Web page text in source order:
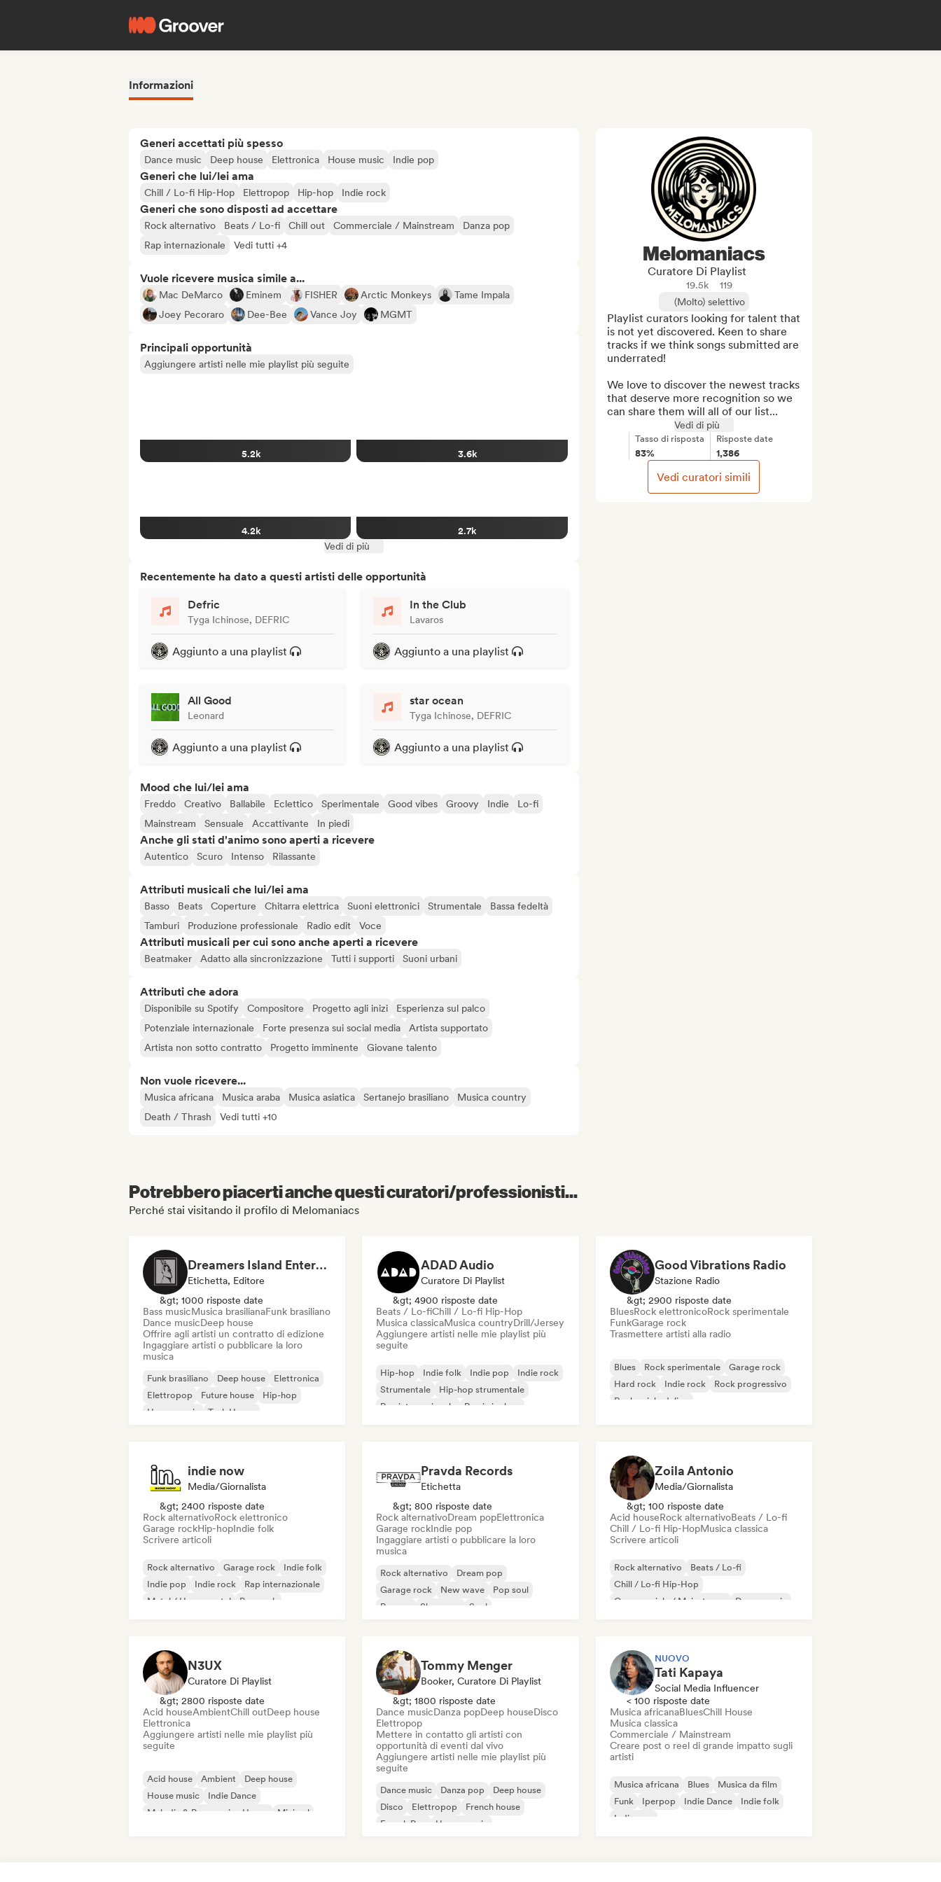
Informazioni
Generi accettati più spesso
Dance music Deep house Elettronica House music Indie pop
Generi che lui/lei ama
Chill / Lo-fi Hip-Hop Elettropop Hip-hop Indie rock
Generi che sono disposti ad accettare
Rock alternativo Beats / Lo-fi Chill out Commerciale / Mainstream
Danza pop
Rap internazionale
Vedi tutti +4
Vuole ricevere musica simile a...
Mac DeMarco Eminem FISHER Arctic Monkeys
Tame Impala
Joey Pecoraro
Dee-Bee Vance Joy MGMT
Principali opportunità
Aggiungere artisti nelle mie playlist più seguite
5.2k 3.6k
4.2k
2.7k
Vedi di più
Recentemente ha dato a questi artisti delle opportunità
Defric
Tyga Ichinose, DEFRIC
Aggiunto a una playlist
In the Club
Lavaros
Aggiunto a una playlist
All Good
Leonard
Aggiunto a una playlist
star ocean
Tyga Ichinose, DEFRIC
Aggiunto a una playlist
Mood che lui/lei ama
Freddo Creativo Ballabile Eclettico Sperimentale Good vibes Groovy Indie
Lo-fi
Mainstream
Sensuale Accattivante In piedi
Anche gli stati d'animo sono aperti a ricevere
Autentico Scuro Intenso Rilassante
Attributi musicali che lui/lei ama
Basso Beats Coperture Chitarra elettrica Suoni elettronici Strumentale
Bassa fedeltà
Tamburi
Produzione professionale Radio edit Voce
Attributi musicali per cui sono anche aperti a ricevere
Beatmaker Adatto alla sincronizzazione Tutti i supporti Suoni urbani
Attributi che adora
Disponibile su Spotify Compositore Progetto agli inizi
Esperienza sul palco
Potenziale internazionale
Forte presenza sui social media
Artista supportato
Artista non sotto contratto
Progetto imminente Giovane talento
Non vuole ricevere...
Musica africana Musica araba Musica asiatica Sertanejo brasiliano
Musica country
Death / Thrash
Vedi tutti +10
Melomaniacs
Curatore Di Playlist
19.5k
119
(Molto) selettivo
Playlist curators looking for talent that
is not yet discovered. Keen to share
tracks if we think songs submitted are
underrated!
We love to discover the newest tracks
that deserve more recognition so we
can share them will all of our list...
Vedi di più
Tasso di risposta
83%
Risposte date
1,386
Vedi curatori simili
Potrebbero piacerti anche questi curatori/professionisti...
Perché stai visitando il profilo di Melomaniacs
Dreamers Island Entertainment
Etichetta, Editore
&gt; 1000 risposte date
Bass musicMusica brasilianaFunk brasiliano
Dance musicDeep house
Offrire agli artisti un contratto di edizione
Ingaggiare artisti o pubblicare la loro
musica
Funk brasiliano Deep house
Elettronica
Elettropop
Future house
Hip-hop
House music
Tech House
ADAD Audio
Curatore Di Playlist
&gt; 4900 risposte date
Beats / Lo-fiChill / Lo-fi Hip-Hop
Musica classicaMusica countryDrill/Jersey
Aggiungere artisti nelle mie playlist più
seguite
Hip-hop Indie folk Indie pop
Indie rock
Strumentale
Hip-hop strumentale
Rap internazionale
Rap in inglese
Good Vibrations Radio
Stazione Radio
&gt; 2900 risposte date
BluesRock elettronicoRock sperimentale
FunkGarage rock
Trasmettere artisti alla radio
Blues Rock sperimentale
Garage rock
Hard rock
Indie rock
Rock progressivo
Rock psichedelico
indie now
Media/Giornalista
&gt; 2400 risposte date
Rock alternativoRock elettronico
Garage rockHip-hopIndie folk
Scrivere articoli
Rock alternativo Garage rock
Indie folk
Indie pop
Indie rock
Rap internazionale
Metal / Heavy metal
Pop rock
Pravda Records
Etichetta
&gt; 800 risposte date
Rock alternativoDream popElettronica
Garage rockIndie pop
Ingaggiare artisti o pubblicare la loro
musica
Rock alternativo
Dream pop
Garage rock
New wave
Pop soul
Reggae
Shoegaze Soul
Zoila Antonio
Media/Giornalista
&gt; 100 risposte date
Acid houseRock alternativoBeats / Lo-fi
Chill / Lo-fi Hip-HopMusica classica
Scrivere articoli
Rock alternativo
Beats / Lo-fi
Chill / Lo-fi Hip-Hop
Commerciale / Mainstream
Dance music
N3UX
Curatore Di Playlist
&gt; 2800 risposte date
Acid houseAmbientChill outDeep house
Elettronica
Aggiungere artisti nelle mie playlist più
seguite
Acid house Ambient
Deep house
House music
Indie Dance
Melodic & Progressive House
Minimal
Tommy Menger
Booker, Curatore Di Playlist
&gt; 1800 risposte date
Dance musicDanza popDeep houseDisco
Elettropop
Mettere in contatto gli artisti con
opportunità di eventi dal vivo
Aggiungere artisti nelle mie playlist più
seguite
Dance music Danza pop
Deep house
Disco
Elettropop
French house
French Pop
House music
NUOVO
Tati Kapaya
Social Media Influencer
< 100 risposte date
Musica africanaBluesChill House
Musica classica
Commerciale / Mainstream
Creare post o reel di grande impatto sugli
artisti
Musica africana Blues
Musica da film
Funk
Iperpop Indie Dance
Indie folk
Indie pop